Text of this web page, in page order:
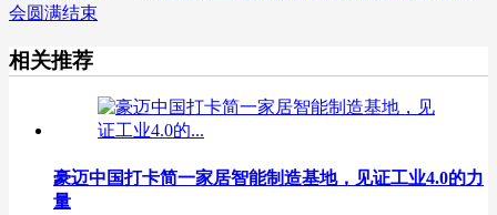
会圆满结束
相关推荐
豪迈中国打卡简一家居智能制造基地，见证工业4.0的力
量